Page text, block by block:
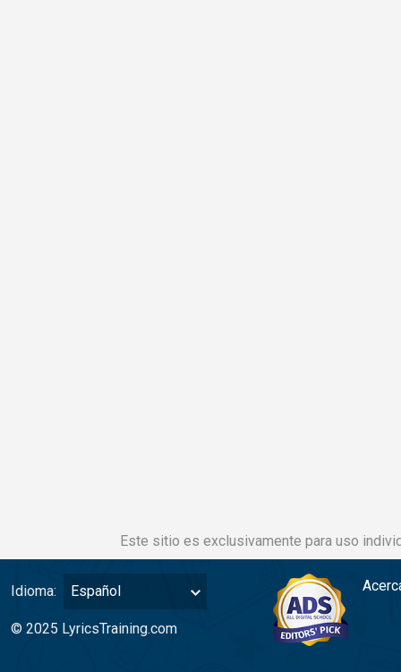
Este sitio es exclusivamente para uso
Idioma: Español
© 2025 LyricsTraining.com